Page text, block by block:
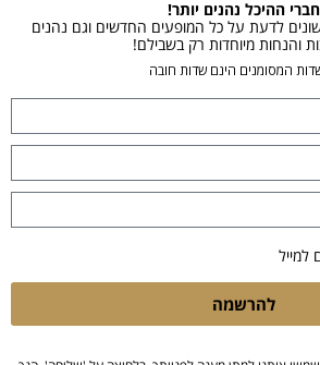
חברי ההיכל נהנים יותר!
לדעת על כל המופעים החדשים וגם נהנים
והנחות מיוחדות רק בשבילם!
המסומנים הינם שדות חובה
להרשמה